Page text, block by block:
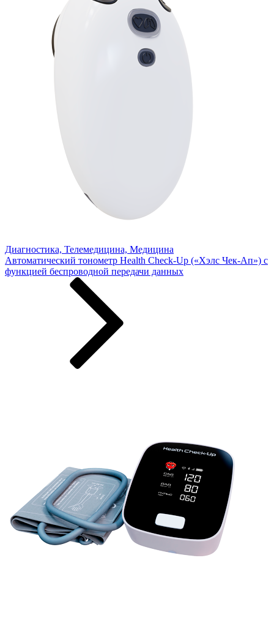
Диагностика, Телемедицина, Медицина
Автоматический тонометр Health Check-Up («Хэлс Чек-Ап») с
функцией беспроводной передачи данных